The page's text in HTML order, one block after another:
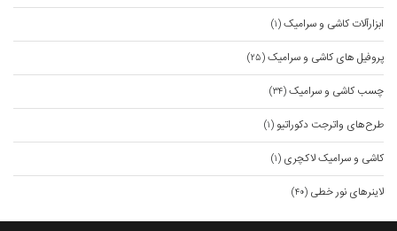
ابزارآلات کاشی و سرامیک(۱)
پروفیل های کاشی و سرامیک(۲۵)
چسب کاشی و سرامیک(۳۴)
طرح‌های واترجت دکوراتیو (۱)
کاشی و سرامیک لاکچری (۱)
لاینرهای نور خطی (۴۰)